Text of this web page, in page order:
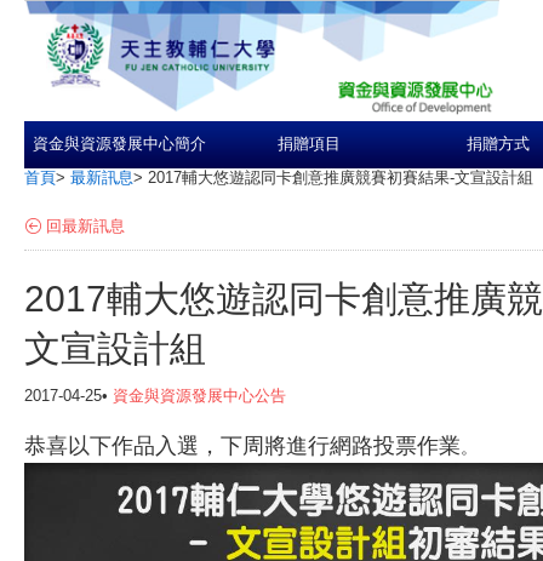
資金與資源發展中心簡介 捐贈項目 捐贈方式
首頁> 最新訊息> 2017輔大悠遊認同卡創意推廣競賽初賽結果-文宣設計組
回最新訊息
2017輔大悠遊認同卡創意推廣
文宣設計組
2017-04-25• 資金與資源發展中心公告
恭喜以下作品入選，下周將進行網路投票作業。